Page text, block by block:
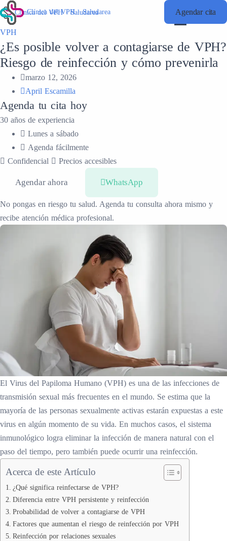
Clínica del VPH · Saludarea Agendar cita
Clínica del VPH · Saludarea Agendar cita
VPH
¿Es posible volver a contagiarse de VPH?
Riesgo de reinfección y cómo prevenirla
marzo 12, 2026
April Escamilla
Agenda tu cita hoy
30 años de experiencia
Lunes a sábado
Agenda fácilmente
Confidencial
Precios accesibles
Agendar ahora WhatsApp
No pongas en riesgo tu salud. Agenda tu consulta ahora mismo y
recibe atención médica profesional.
El Virus del Papiloma Humano (VPH) es una de las infecciones de
transmisión sexual más frecuentes en el mundo. Se estima que la
mayoría de las personas sexualmente activas estarán expuestas a este
virus en algún momento de su vida. En muchos casos, el sistema
inmunológico logra eliminar la infección de manera natural con el
paso del tiempo, pero también puede ocurrir una reinfección.
Acerca de este Artículo
¿Qué significa reinfectarse de VPH?
Diferencia entre VPH persistente y reinfección
Probabilidad de volver a contagiarse de VPH
Factores que aumentan el riesgo de reinfección por VPH
Reinfección por relaciones sexuales